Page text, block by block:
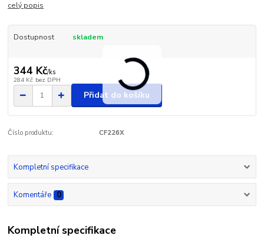
celý popis
Dostupnost skladem
344 Kč/ks
284 Kč bez DPH
Přidat do košíku
Číslo produktu: CF226X
Kompletní specifikace
Komentáře 0
Kompletní specifikace